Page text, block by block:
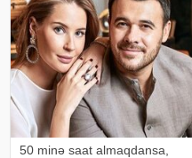
ayında İstanbuldak
50 minə saat almaqdansa,